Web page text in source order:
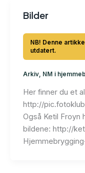
Bilder
Arkiv, NM i
Her finner du et
http://
Også Ketil Froyn
bildene: http://